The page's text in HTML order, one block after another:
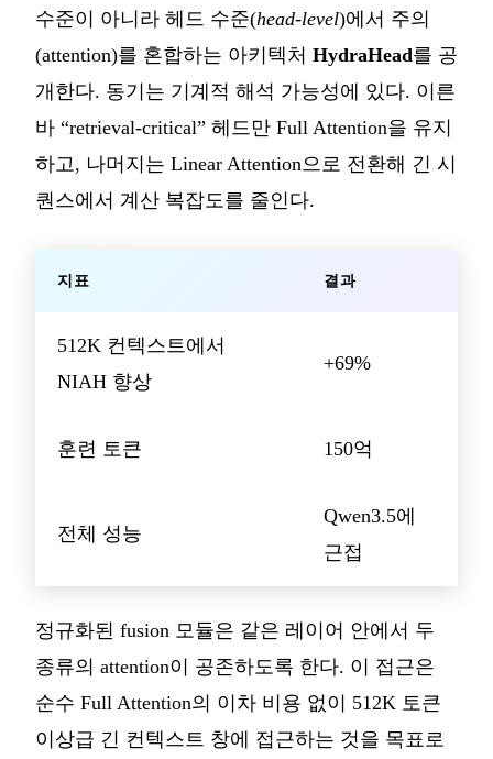
수준이 아니라 헤드 수준(head-level)에서 주의
(attention)를 혼합하는 아키텍처 HydraHead를 공
개한다. 동기는 기계적 해석 가능성에 있다. 이른
바 “retrieval-critical” 헤드만 Full Attention을 유지
하고, 나머지는 Linear Attention으로 전환해 긴 시
퀀스에서 계산 복잡도를 줄인다.
지표 결과
512K 컨텍스트에서
NIAH 향상
+69%
훈련 토큰 150억
전체 성능
Qwen3.5에
근접
정규화된 fusion 모듈은 같은 레이어 안에서 두
종류의 attention이 공존하도록 한다. 이 접근은
순수 Full Attention의 이차 비용 없이 512K 토큰
이상급 긴 컨텍스트 창에 접근하는 것을 목표로